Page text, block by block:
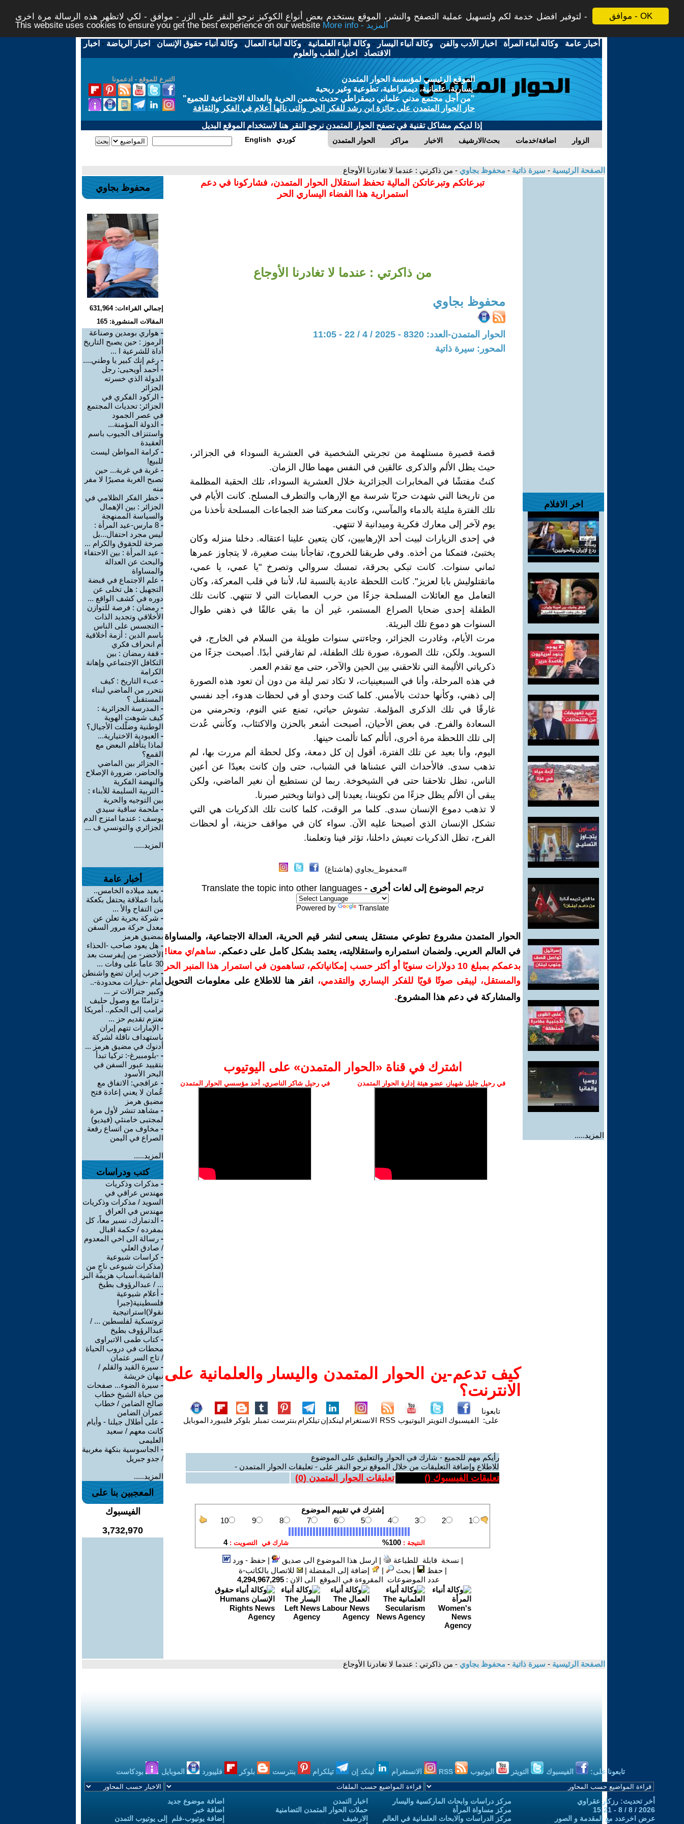
موافق - OK
لتوفير افضل خدمة لكم ولتسهيل عملية التصفح والنشر، الموقع يستخدم بعض أنواع الكوكيز نرجو النقر على الزر - موافق - لكي لاتظهر هذه الرسالة مرة اخرى -
This website uses cookies to ensure you get the best experience on our website
More info - المزيد
أخبار عامة -وكالة أنباء المرأة - اخبار الأدب والفن -وكالة أنباء اليسار -وكالة أنباء العلمانية -وكالة أنباء العمال -وكالة أنباء حقوق الإنسان - اخبار الرياضة - اخبار
الاقتصاد - اخبار الطب والعلوم
التبرع للموقع - ادعمونا
الموقع الرئيسي لمؤسسة الحوار المتمدن
يسارية، علمانية، ديمقراطية، تطوعية وغير ربحية
"من أجل مجتمع مدني علماني ديمقراطي حديث يضمن الحرية والعدالة الاجتماعية للجميع"
حاز الحوار المتمدن على جائزة ابن رشد للفكر الحر والتى نالها أعلام في الفكر والثقافة
إذا لديكم مشاكل تقنية في تصفح الحوار المتمدن نرجو النقر هنا لاستخدام الموقع البديل
الحوار المتمدن مراكز الاخبار بحث/الارشيف اضافة/خدمات الزوار English كوردي
الصفحة الرئيسية - سيرة ذاتية - محفوظ بجاوي - من ذاكرتي : عندما لا تغادرنا الأوجاع
اخر الافلام
المزيد.....
تبرعاتكم وتبرعاتكن المالية تحفظ استقلال الحوار المتمدن، فشاركونا في دعم
استمرارية هذا الفضاء اليساري الحر
من ذاكرتي : عندما لا تغادرنا الأوجاع
محفوظ بجاوي
الحوار المتمدن-العدد: 8320 - 2025 / 4 / 22 - 11:05
المحور: سيرة ذاتية
قصة قصيرة مستلهمة من تجربتي الشخصية في العشرية السوداء في الجزائر،
حيث يظل الألم والذكرى عالقين في النفس مهما طال الزمان.
كنتُ مفتشًا في المخابرات الجزائرية خلال العشرية السوداء، تلك الحقبة المظلمة
من تاريخنا التي شهدت حربًا شرسة مع الإرهاب والتطرف المسلح. كانت الأيام في
تلك الفترة مليئة بالدماء والمآسي، وكانت معركتنا ضد الجماعات المسلحة تأخذنا من
يوم لآخر إلى معارك فكرية وميدانية لا تنتهي.
في إحدى الزيارات لبيت أحد الإرهابيين، كان يتعين علينا اعتقاله. دخلنا منزله وكان
يختبئ، فتمكنا من أخذه. وفي طريقنا للخروج، تفاجأنا ببنت صغيرة، لا يتجاوز عمرها
ثماني سنوات. كانت تبكي بحرقة، تمسك سروالي وتصرخ "يا عمي، يا عمي،
ماتقتلوليش بابا لعزيز". كانت اللحظة عادية بالنسبة لنا، لأننا في قلب المعركة، وكان
التعامل مع العائلات المسلحة جزءًا من حرب العصابات التي لا تنتهي. كانت تلك
الطفلة إحدى ضحايا الصراع المستمر، غير أن ما بقي عالقًا في ذهني طوال
السنوات هو دموع تلك البريئة.
مرت الأيام، وغادرت الجزائر، وجاءتني سنوات طويلة من السلام في الخارج، في
السويد. ولكن، تلك الصورة، صورة تلك الطفلة، لم تفارقني أبدًا. أصبحت جزءًا من
ذكرياتي الأليمة التي تلاحقني بين الحين والآخر، حتى مع تقدم العمر.
في هذه المرحلة، وأنا في السبعينيات، لا تكاد تمر ليلة من دون أن تعود هذه الصورة
إلى ذهني، وكأنها حدثت بالأمس. كلما كنت وحدي أو في لحظات هدوء، أجد نفسي
غارقًا في تلك الذكرى المؤلمة. تشوش حياتي، تمنع عني النوم، وتحرمني من
السعادة والفرح. في بعض الأحيان، أصبحت أشعر بالحزن والاكتئاب، وكأنني عُدت
إلى تلك اللحظة مرة أخرى، أتألم كما تألمت حينها.
اليوم، وأنا بعيد عن تلك الفترة، أقول إن كل دمعة، وكل لحظة ألم مررت بها، لم
تذهب سدى. فالأحداث التي عشناها في الشباب، حتى وإن كانت بعيدًا عن أعين
الناس، تظل تلاحقنا حتى في الشيخوخة. ربما لن نستطيع أن نغير الماضي، ولكن
يبقى أن الألم يظل جزءًا من تكويننا، يعيدنا إلى ذواتنا ويختبر صبرنا.
لا تذهب دموع الإنسان سدى. كلما مر الوقت، كلما كانت تلك الذكريات هي التي
تشكل الإنسان الذي أصبحنا عليه الآن. سواء كان في مواقف حزينة، أو لحظات
الفرح، تظل الذكريات تعيش داخلنا، تؤثر فينا وتعلمنا.
#محفوظ_بجاوي (هاشتاغ)
ترجم الموضوع إلى لغات أخرى - Translate the topic into other languages
Powered by Translate
الحوار المتمدن مشروع تطوعي مستقل يسعى لنشر قيم الحرية، العدالة الاجتماعية، والمساواة
في العالم العربي. ولضمان استمراره واستقلاليته، يعتمد بشكل كامل على دعمكم. ساهم/ي معنا!
بدعمكم بمبلغ 10 دولارات سنويًا أو أكثر حسب إمكانياتكم، تساهمون في استمرار هذا المنبر الحر
والمستقل، ليبقى صوتًا قويًا للفكر اليساري والتقدمي،
انقر هنا للاطلاع على معلومات التحويل
والمشاركة في دعم هذا المشروع.
اشترك في قناة ‫«الحوار المتمدن» على اليوتيوب
في رحيل جليل شهباز، عضو هيئة إدارة الحوار المتمدن في رحيل شاكر الناصري، أحد مؤسسي الحوار المتمدن
كيف تدعم-ين الحوار المتمدن واليسار والعلمانية على
الانترنت؟
تابعونا
على: الفيسبوك التويتر اليوتيوب RSS الانستغرام لينكدإنتيلكرام بنترست تمبلر بلوكر فليبورد الموبايل
رأيكم مهم للجميع - شارك في الحوار والتعليق على الموضوع
للاطلاع وإضافة التعليقات من خلال الموقع نرجو النقر على - تعليقات الحوار المتمدن -
تعليقات الفيسبوك () تعليقات الحوار المتمدن (0
)
| نسخة قابلة للطباعة | ارسل هذا الموضوع الى صديق |حفظ - ورد
|حفظ | بحث | إضافة إلى المفضلة |
للاتصال بالكاتب-ة
عدد الموضوعات المقروءة في الموقع الى الان : 4,294,967,295
محفوظ بجاوي
إجمالي القراءات: 631,964
المقالات المنشورة: 165
- هواري بومدين وصناعة
الرموز : حين يصبح التاريخ
أداة للشرعية ا ...
- رغم إنك كبير يا وطني....
- أحمد أويحيى: رجل
الدولة الذي خسرته
الجزائر
- الركود الفكري في
الجزائر: تحديات المجتمع
في عصر الجمود
- الدولة المؤمنة...
واستنزاف الجيوب باسم
العقيدة
-كرامة المواطن ليست
للبيع!
- غربة في غربة... حين
تصبح الغربة مصيرًا لا مفر
منه
- خطر الفكر الظلامي في
الجزائر : بين الإهمال
والسياسة الممنهجة
-
8 مارس-عيد المرأة :
ليس مجرد احتفال...بل
صرخة للحقوق والكرام ...
- عيد المرأة : بين الاحتفاء
والبحث عن العدالة
والمساواة
- علم الاجتماع في قبضة
التجهيل : هل تخلى عن
دوره في كشف الواقع ...
- رمضان : فرصة للتوازن
الأخلاقي وتجديد الذات
- التجسس على الناس
باسم الدين : أزمة أخلاقية
أم انحراف فكري
- قفة رمضان : بين
التكافل الإجتماعي وإهانة
الكرامة
- عبء التاريخ : كيف
نتحرر من الماضي لبناء
المستقبل ؟
- المدرسة الجزائرية :
كيف شوهت الهوية
الوطنية وضلّلت الأجيال؟
- العبودية الاختيارية...
لماذا يتأقلم البعض مع
القمع؟
- الجزائر بين الماضي
والحاضر، ضرورة الإصلاح
والنهضة الفكرية
- التربية السليمة للأبناء :
بين التوجيه والحرية
- ملحمة ساقية سيدي
يوسف : عندما امتزج الدم
الجزائري والتونسي ف ...
المزيد.....
أخبار عامة
- بعيد ميلاده الخامس..
باندا عملاقة يحتفل بكعكة
من التفاح والأ ...
- شركة بحرية تعلن عن
معدل حركة مرور السفن
بمضيق هرمز
- هل يعود صاحب -الحذاء
الأخضر- من إيفرست بعد
30 عاماً على وفات ...
- حرب إيران تضع واشنطن
أمام -خيارات محدودة-..
وكبير جنرالات تر ...
- تزامنًا مع وصول حليف
ترامب إلى الحكم.. أمريكا
تعتزم تقديم حز ...
- الإمارات تتهم إيران
باستهداف ناقلة لشركة
أدنوك في مضيق هرمز ...
- -بلومبيرغ-: تركيا تبدأ
بتقييد عبور السفن في
البحر الأسود
- عراقجي: الاتفاق مع
عُمان لا يعني إعادة فتح
مضيق هرمز
- مشاهد تنشر لأول مرة
لمجتبى خامنئي (فيديو)
- مخاوف من اتساع رقعة
الصراع في اليمن
المزيد.....
كتب ودراسات
- مذكرات وذكريات
مهندس عراقي في
السويد / مذكرات وذكريات
مهندس في العراق
- الدنمارك، نسير معاً، كل
بمفرده / حكمة اقبال
- رسالة الى اخي المعدوم
/ صادق العلي
-كراسات شيوعية
(مذكرات شيوعى ناجٍ من
الفاشية.أسباب هزيمة البر
... / عبدالرؤوف بطيخ
- أعلام شيوعية
فلسطينية(جبرا
نقولا)استراتيجية
تروتسكية لفلسطين ... /
عبدالرؤوف بطيخ
-كتاب طمى الاتبراوى
محطات في دروب الحياة
/ تاج السر عثمان
- سيرة القيد والقلم /
نبهان خريشة
- سيرة الضوء... صفحات
من حياة الشيخ خطاب
صالح الضامن / خطاب
عمران الضامن
- على أطلال جيلنا - وأيام
كانت معهم / سعيد
العليمى
- الجاسوسية بنكهة مغربية
/ جدو جبريل
المزيد.....
المعجبين بنا على
الفيسبوك
3,732,970
الصفحة الرئيسية - سيرة ذاتية - محفوظ بجاوي - من ذاكرتي : عندما لا تغادرنا الأوجاع
تابعونا على: الفيسبوك التويتر اليوتيوب الانستغرام لينكد إن تيلكرام بنترست بلوكر فليبورد الموبايل بودكاست
أخر تحديث: رزكار عقراوي
2026 / 8 / 8 - 15:21
عرض اخرعدد مع المقدمة و الصور
مركز دراسات وابحاث الماركسية واليسار
مركز مساواة المرأة
مركز الدراسات والابحاث العلمانية في العالم
اخبار التمدن
حملات الحوار المتمدن التضامنية
الارشيف
اضافة موضوع جديد
اضافة خبر
إضافة يوتيوب-فلم إلى يوتيوب التمدن